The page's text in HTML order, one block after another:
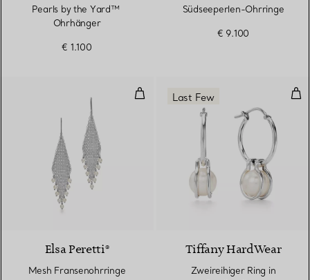
Pearls by the Yard™ ​​
Ohrhänger
€ 1.100
Südseeperlen-Ohrringe
€ 9.100
Mesh Fransenohrringe
Elsa Peretti®
Mesh Fransenohrringe
Last Few
Tiffany HardWear
Zweireihiger Ring in